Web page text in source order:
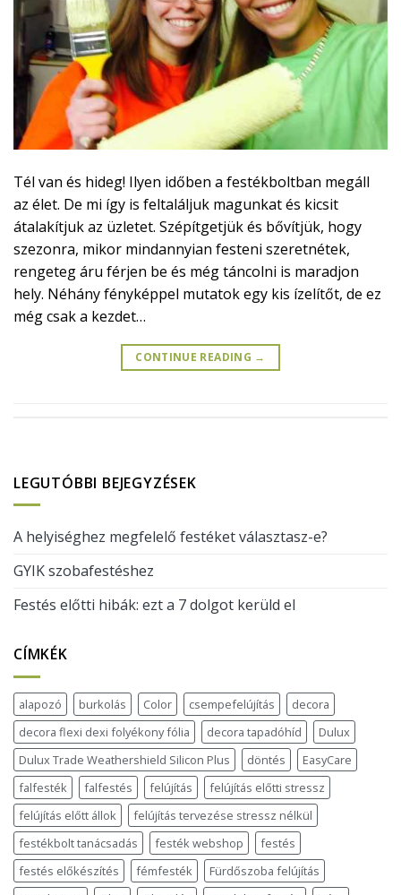
Tél van és hideg! Ilyen időben a festékboltban megáll
az élet. De mi így is feltaláljuk magunkat és kicsit
átalakítjuk az üzletet. Szépítgetjük és bővítjük, hogy
szezonra, mikor mindannyian festeni szeretnétek,
rengeteg áru férjen be és még táncolni is maradjon
hely. Néhány fényképpel mutatok egy kis ízelítőt, de ez
még csak a kezdet…
CONTINUE READING →
LEGUTÓBBI BEJEGYZÉSEK
A helyiséghez megfelelő festéket választasz-e?
GYIK szobafestéshez
Festés előtti hibák: ezt a 7 dolgot kerüld el
CÍMKÉK
alapozó burkolás Color csempefelújítás
decora
decora flexi dexi folyékony fólia
decora tapadóhíd
Dulux
Dulux Trade Weathershield Silicon Plus
döntés
EasyCare
falfesték
falfestés felújítás
felújítás előtti stressz
felújítás előtt állok
felújítás tervezése stressz nélkül
festékbolt tanácsadás
festék webshop
festés
festés előkészítés
fémfesték
Fürdőszoba felújítás